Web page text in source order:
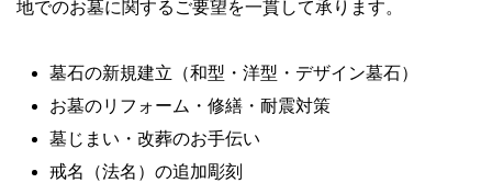
地でのお墓に関するご要望を一貫して承ります。
墓石の新規建立（和型・洋型・デザイン墓石）
お墓のリフォーム・修繕・耐震対策
墓じまい・改葬のお手伝い
戒名（法名）の追加彫刻